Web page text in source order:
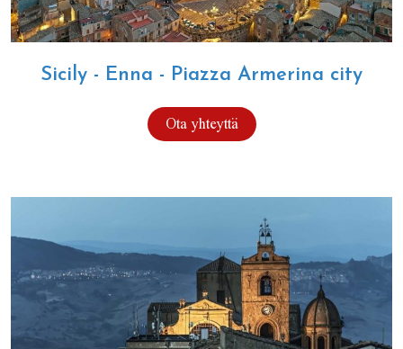
Sicily - Enna - Piazza Armerina city
Ota yhteyttä